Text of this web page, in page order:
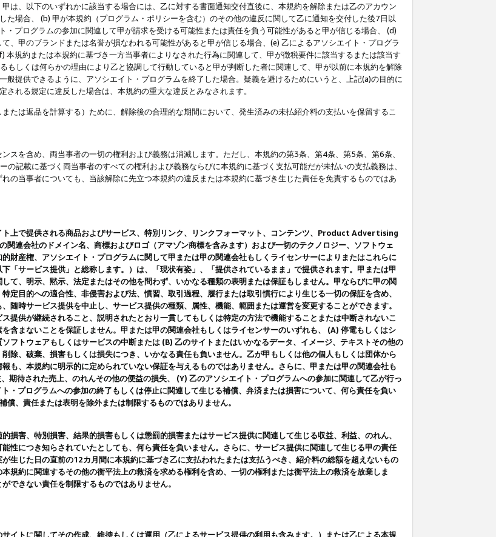
は、以下のいずれかに該当する場合には、乙に対する書面通知交付直後に、本規約を解除または乙のアカウン
た場合、 (b) 甲が本規約（プログラム・ポリシーを含む）のその他の違反に関して乙に通知を交付した後7日以
・プログラムの参加に関連して甲が請求を受ける可能性または責任を負う可能性があると甲が信じる場合、 (d)
、甲のブランドまたは名誉が損なわれる可能性があると甲が信じる場合、(e) 乙によるアソシエイト・プログラ
規約または本規約に基づき一方当事者によりなされた行為に関連して、甲が徴税要件に該当するまたは該当す
もしくは何らかの理由により乙と協調して行動していると甲が判断した者に関連して、甲が以前に本規約を解除
般提供できるように、アソシエイト・プログラムを終了した場合。疑義を避けるためにいうと、上記(a)の目的に
れる規定に違反した場合は、本規約の重大な違反とみなされます。
たは返品を計算する）ために、解除後の合理的な期間において、発生済みの未払紹介料の支払いを保留するこ
スを含め、両当事者の一切の権利および義務は消滅します。ただし、本規約の第3条、第4条、第5条、第6条、
記載に基づく両当事者のすべての権利および義務ならびに本規約に基づく支払可能だが未払いの支払義務は、
の当事者についても、当該解除に先立つ本規約の違反または本規約に基づき生じた責任を免責するものではあ
ト上で提供される商品およびサービス、特別リンク、リンクフォーマット、コンテンツ、Product Advertising
連会社のドメイン名、商標およびロゴ（アマゾン商標を含みます）および一切のテクノロジー、ソフトウェ
財産権、アソシエイト・プログラムに関して甲または甲の関連会社もしくライセンサーによりまたはこれらに
「サービス提供」と総称します。）は、「現状有姿」、「提供されているまま」で提供されます。甲または甲
て、明示、黙示、法定またはその他を問わず、いかなる種類の表明または保証もしません。甲ならびに甲の関
定目的への適合性、非侵害および法、慣習、取引過程、履行または取引慣行により生じる一切の保証を含め、
随時サービス提供を中止し、サービス提供の種類、属性、機能、範囲または運営を変更することができます。
提供が継続されること、説明されたとおり一貫してもしくは特定の方法で機能することまたは中断されないこ
含まないことを保証しません。甲または甲の関連会社もしくはライセンサーのいずれも、 (A) 停電もしくはシ
フトウェアもしくはサービスの中断または (B) 乙のサイトまたはいかなるデータ、イメージ、テキストその他の
除、破棄、損害もしくは損失につき、いかなる責任も負いません。乙が甲もしくは他の個人もしくは団体から
も、本規約に明示的に定められていない保証を与えるものではありません。さらに、甲または甲の関連会社も
期待された売上、のれんその他の便益の損失、 (Y) 乙のアソシエイト・プログラムへの参加に関連して乙が行っ
・プログラムへの参加の終了もしくは停止に関連して生じる補償、弁済または損害について、何ら責任を負い
、責任または表明を除外または制限するものではありません。
損害、特別損害、結果的損害もしくは懲罰的損害またはサービス提供に関連して生じる収益、利益、のれん、
性につき知らされていたとしても、何ら責任を負いません。さらに、サービス提供に関連して生じる甲の責任
生じた日の直前の12カ月間に本規約に基づき乙に支払われたまたは支払うべき、紹介料の総額を超えないもの
規約に関連するその他の衡平法上の救済を求める権利を含め、一切の権利または衡平法上の救済を放棄しま
できない責任を制限するものではありません。
イトに関してその作成、維持もしくは運用（乙によるサービス提供の利用も含みます。）または乙による本規